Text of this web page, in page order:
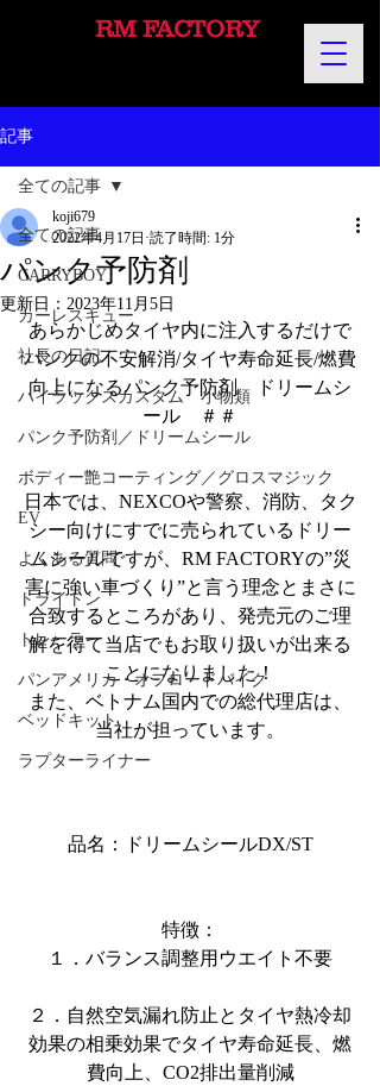
RM FACTORY
記事
全ての記事
CARRYBOY
カーレスキュー
社長の日記
ハイラックスカスタム 小物類
パンク予防剤／ドリームシール
ボディー艶コーティング／グロスマジック
EV
よくある質問
トライトン
トレーラー
パンアメリカ・オフロードバイク
ベッドキット
ラプターライナー
全ての記事
パンク予防剤
koji679
2022年4月17日 読了時間: 1分
更新日： 2023年11月5日
あらかじめタイヤ内に注入するだけで
パンクの不安解消/タイヤ寿命延長/燃費
向上になるパンク予防剤　ドリームシ
ール　＃＃
日本では、NEXCOや警察、消防、タク
シー向けにすでに売られているドリー
ムシールですが、RM FACTORYの”災
害に強い車づくり”と言う理念とまさに
合致するところがあり、発売元のご理
解を得て当店でもお取り扱いが出来る
ことになりました！
また、ベトナム国内での総代理店は、
当社が担っています。
品名：ドリームシールDX/ST
特徴：
１．バランス調整用ウエイト不要
２．自然空気漏れ防止とタイヤ熱冷却
効果の相乗効果でタイヤ寿命延長、燃
費向上、CO2排出量削減